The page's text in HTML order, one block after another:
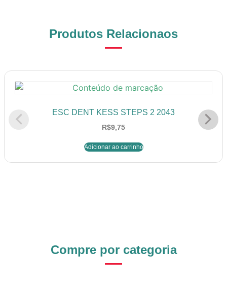
Produtos Relacionaos
ESC DENT KESS STEPS 2 2043
R$9,75
Adicionar ao carrinho
Compre por categoria